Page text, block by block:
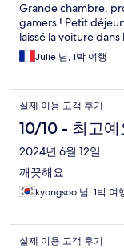
Grande chambre,
gamers ! Petit
laissé la voiture dans
Julie 님, 1박 여행
실제 이용 고객 후기
10/10 - 최고예
2024년 6월 12일
깨끗해요
kyongsoo 님, 1박 여
실제 이용 고객 후기